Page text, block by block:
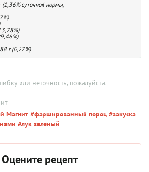
(1,36% суточной нормы)
г (6,27%)
или неточность, пожалуйста,
Магнит #фаршированный перец #закуска
#лук зеленый
Оцените рецепт